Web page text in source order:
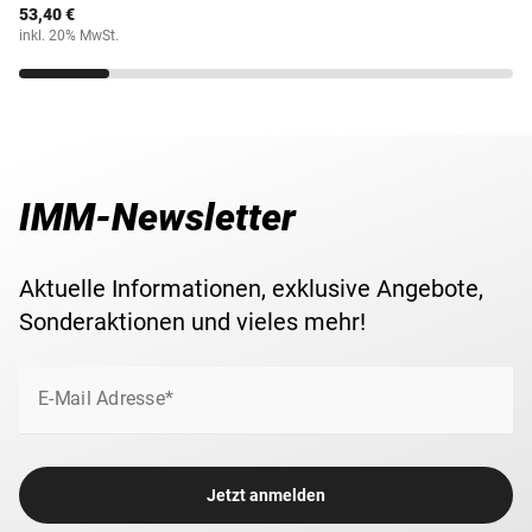
53,40 €
inkl. 20% MwSt.
IMM-Newsletter
Aktuelle Informationen, exklusive Angebote,
Sonderaktionen und vieles mehr!
E-Mail Adresse*
Jetzt anmelden